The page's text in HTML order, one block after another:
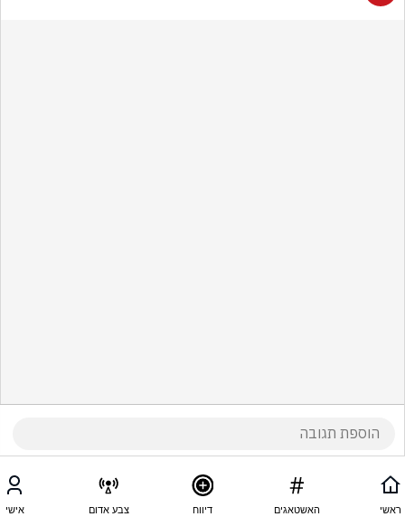
ראשי האשטאגים דיווח צבע אדום אישי